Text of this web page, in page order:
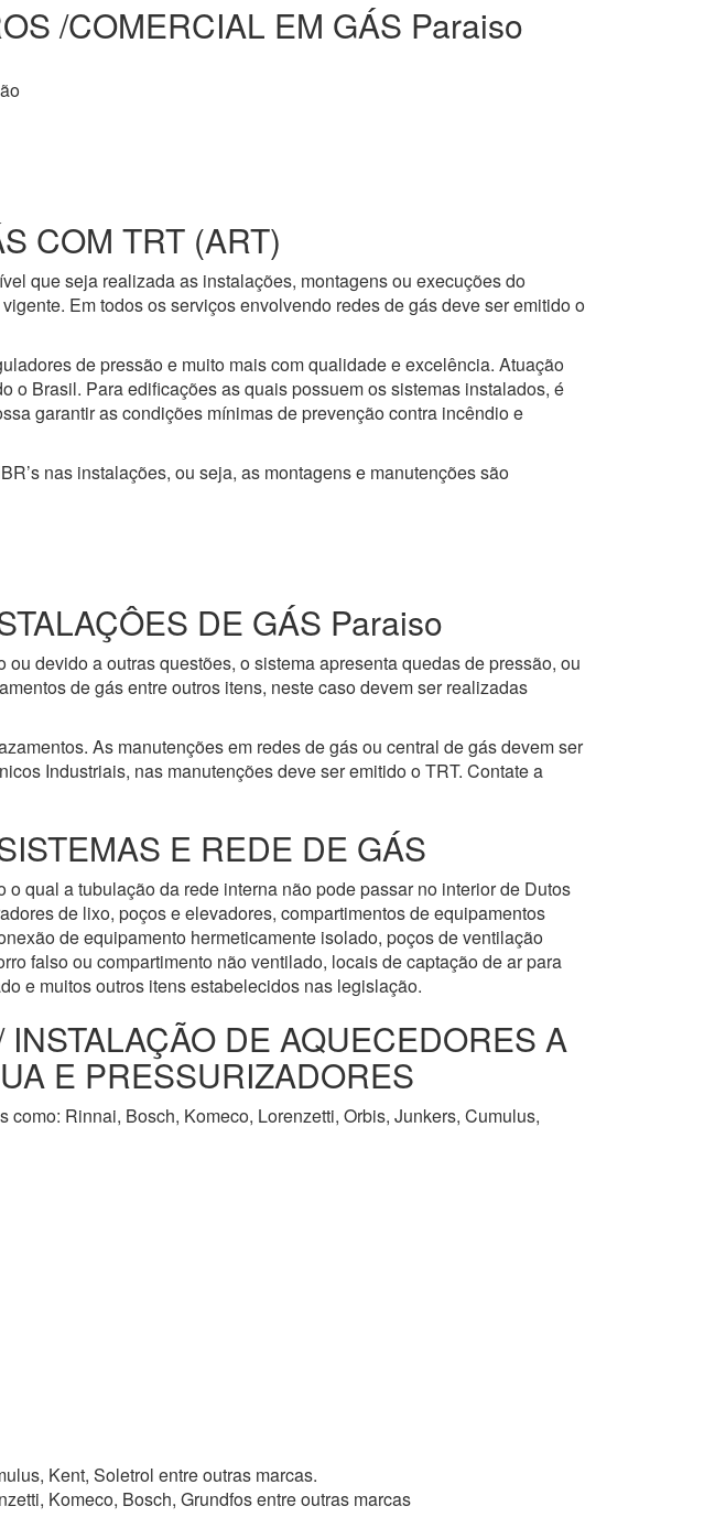
/COMERCIAL EM GÁS Paraiso
COM TRT (ART)
que seja realizada as instalações, montagens ou execuções do
Em todos os serviços envolvendo redes de gás deve ser emitido o
de pressão e muito mais com qualidade e excelência. Atuação
o Brasil. Para edificações as quais possuem os sistemas instalados, é
garantir as condições mínimas de prevenção contra incêndio e
nas instalações, ou seja, as montagens e manutenções são
DE GÁS Paraiso
devido a outras questões, o sistema apresenta quedas de pressão, ou
de gás entre outros itens, neste caso devem ser realizadas
As manutenções em redes de gás ou central de gás devem ser
Industriais, nas manutenções deve ser emitido o TRT. Contate a
E REDE DE GÁS
qual a tubulação da rede interna não pode passar no interior de Dutos
de lixo, poços e elevadores, compartimentos de equipamentos
de equipamento hermeticamente isolado, poços de ventilação
falso ou compartimento não ventilado, locais de captação de ar para
e muitos outros itens estabelecidos nas legislação.
DE AQUECEDORES A
E PRESSURIZADORES
como: Rinnai, Bosch, Komeco, Lorenzetti, Orbis, Junkers, Cumulus,
Kent, Soletrol entre outras marcas.
Komeco, Bosch, Grundfos entre outras marcas